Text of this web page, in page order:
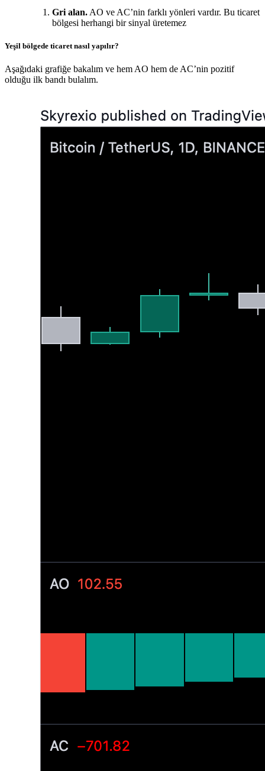
Gri alan. AO ve AC’nin farklı yönleri vardır. Bu ticaret
bölgesi herhangi bir sinyal üretemez
Yeşil bölgede ticaret nasıl yapılır?
Aşağıdaki grafiğe bakalım ve hem AO hem de AC’nin pozitif
olduğu ilk bandı bulalım.